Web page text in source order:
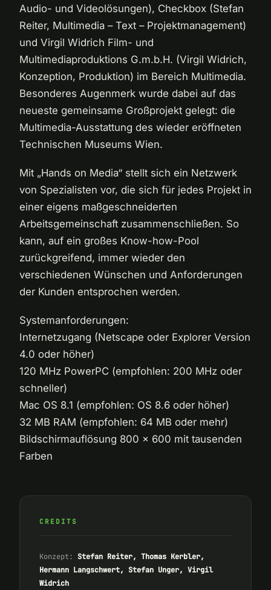
Audio- und Videolösungen), Checkbox (Stefan
Reiter, Multimedia – Text – Projektmanagement)
und Virgil Widrich Film- und
Multimediaproduktions G.m.b.H. (Virgil Widrich,
Konzeption, Produktion) im Bereich Multimedia.
Besonderes Augenmerk wurde dabei auf das
neueste gemeinsame Großprojekt gelegt: die
Multimedia-Ausstattung des wieder eröffneten
Technischen Museums Wien.
Mit „Hands on Media“ stellt sich ein Netzwerk
von Spezialisten vor, die sich für jedes Projekt in
einer eigens maßgeschneiderten
Arbeitsgemeinschaft zusammenschließen. So
kann, auf ein großes Know-how-Pool
zurückgreifend, immer wieder den
verschiedenen Wünschen und Anforderungen
der Kunden entsprochen werden.
Systemanforderungen:
Internetzugang (Netscape oder Explorer Version
4.0 oder höher)
120 MHz PowerPC (empfohlen: 200 MHz oder
schneller)
Mac OS 8.1 (empfohlen: OS 8.6 oder höher)
32 MB RAM (empfohlen: 64 MB oder mehr)
Bildschirmauflösung 800 x 600 mit tausenden
Farben
CREDITS
Konzept: Stefan Reiter, Thomas Kerbler,
Hermann Langschwert, Stefan Unger, Virgil
Widrich